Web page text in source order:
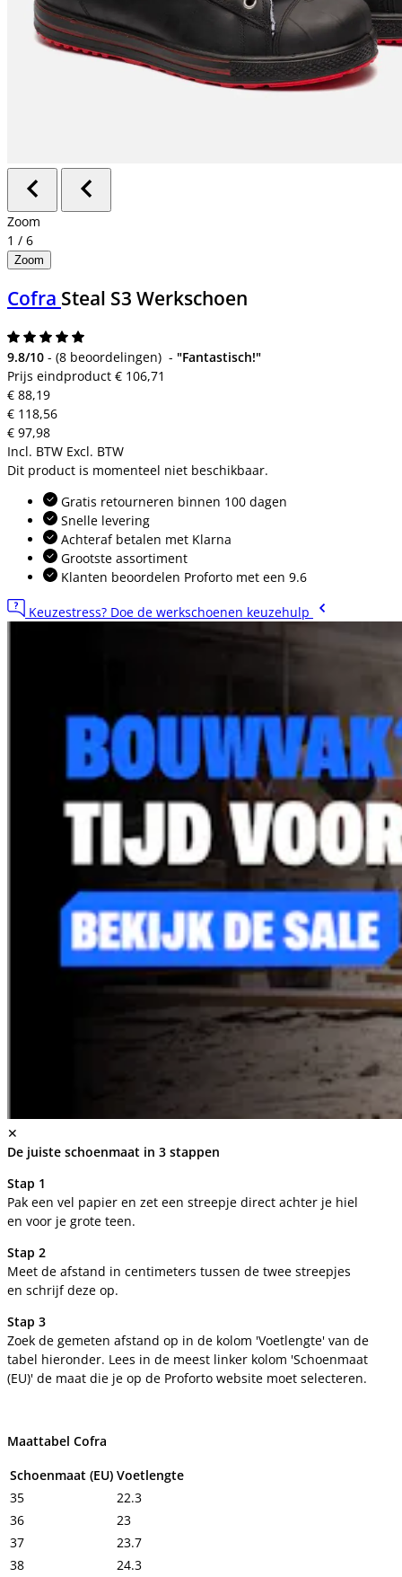
Zoom
1 / 6
Zoom
Cofra Steal S3 Werkschoen
9.8/10 - (8 beoordelingen) - "Fantastisch!"
Prijs eindproduct € 106,71
€ 88,19
€ 118,56
€ 97,98
Incl. BTW Excl. BTW
Dit product is momenteel niet beschikbaar.
Gratis retourneren binnen 100 dagen
Snelle levering
Achteraf betalen met Klarna
Grootste assortiment
Klanten beoordelen Proforto met een 9.6
Keuzestress? Doe de werkschoenen keuzehulp
✕
De juiste schoenmaat in 3 stappen
Stap 1
Pak een vel papier en zet een streepje direct achter je hiel
en voor je grote teen.
Stap 2
Meet de afstand in centimeters tussen de twee streepjes
en schrijf deze op.
Stap 3
Zoek de gemeten afstand op in de kolom 'Voetlengte' van de
tabel hieronder. Lees in de meest linker kolom 'Schoenmaat
(EU)' de maat die je op de Proforto website moet selecteren.
Maattabel Cofra
Schoenmaat (EU) Voetlengte
35
22.3
36
23
37
23.7
38
24.3